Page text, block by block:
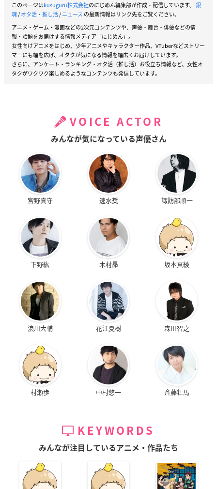
このページはkusuguru株式会社のにじめん編集部が作成・配信しています。 銀
魂/オタ活・推し活/ニュース の最新情報はリンク先をご覧ください。
アニメ・ゲーム・漫画などの2次元コンテンツや、声優・舞台・俳優などの情
報・話題をお届けする情報メディア「にじめん」。
女性向けアニメをはじめ、少年アニメやキャラクター作品、VTuberなどストリー
マーにも幅を広げ、オタクが気になる情報を幅広くお届けしています。
さらに、アンケート・ランキング・オタ活（推し活）お役立ち情報など、女性オ
タクがワクワク楽しめるようなコンテンツも発信しています。
VOICE ACTOR
みんなが気になっている声優さん
宮野真守 速水奨 諏訪部順一
下野紘 木村昴 坂本真綾
浪川大輔 花江夏樹 森川智之
村瀬歩 中村悠一 斉藤壮馬
KEYWORDS
みんなが注目しているアニメ・作品たち